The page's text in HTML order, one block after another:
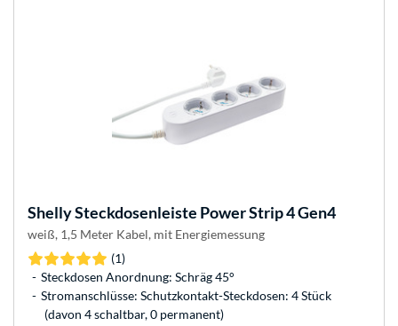
ShellySteckdosenleiste Power Strip 4 Gen4
weiß, 1,5 Meter Kabel, mit Energiemessung
(1)
Steckdosen Anordnung: Schräg 45°
Stromanschlüsse: Schutzkontakt-Steckdosen: 4 Stück
(davon 4 schaltbar, 0 permanent)